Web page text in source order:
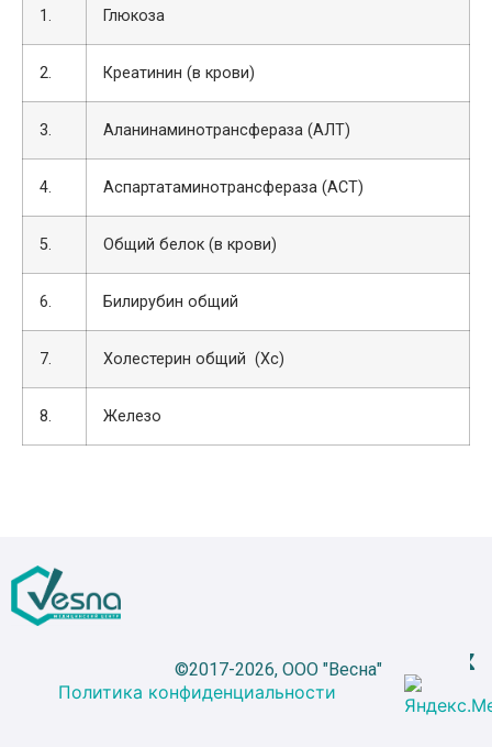
1. Глюкоза
2. Креатинин (в крови)
3. Аланинаминотрансфераза (АЛТ)
4. Аспартатаминотрансфераза (АСТ)
5. Общий белок (в крови)
6. Билирубин общий
7. Холестерин общий (Хс)
8. Железо
©2017-2026, ООО "Весна"
Политика конфиденциальности